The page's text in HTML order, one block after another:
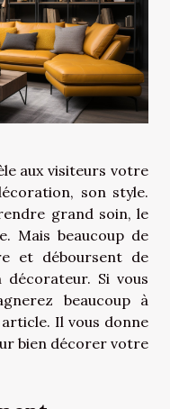
aux visiteurs votre
son style.
grand soin, le
Mais beaucoup de
et déboursent de
Si vous
beaucoup à
Il vous donne
bien décorer votre